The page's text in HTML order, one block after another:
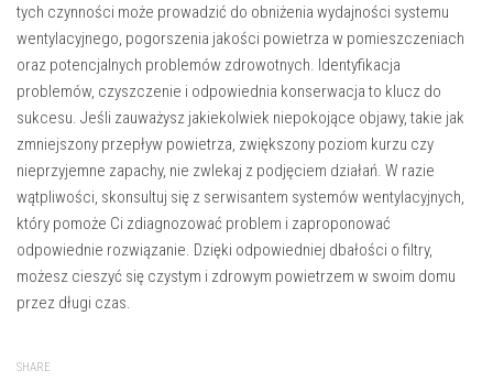
tych czynności może prowadzić do obniżenia wydajności systemu
wentylacyjnego, pogorszenia jakości powietrza w pomieszczeniach
oraz potencjalnych problemów zdrowotnych. Identyfikacja
problemów, czyszczenie i odpowiednia konserwacja to klucz do
sukcesu. Jeśli zauważysz jakiekolwiek niepokojące objawy, takie jak
zmniejszony przepływ powietrza, zwiększony poziom kurzu czy
nieprzyjemne zapachy, nie zwlekaj z podjęciem działań. W razie
wątpliwości, skonsultuj się z serwisantem systemów wentylacyjnych,
który pomoże Ci zdiagnozować problem i zaproponować
odpowiednie rozwiązanie. Dzięki odpowiedniej dbałości o filtry,
możesz cieszyć się czystym i zdrowym powietrzem w swoim domu
przez długi czas.
SHARE